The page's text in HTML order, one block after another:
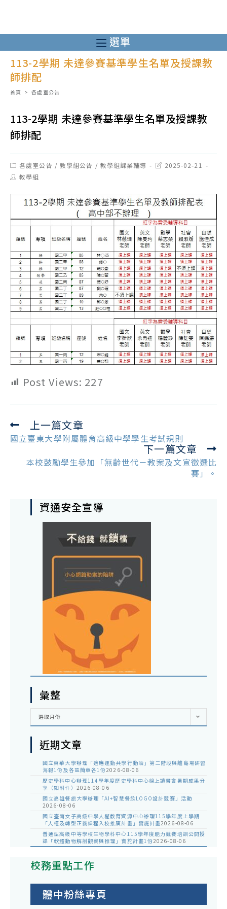
至
主
選單
113-2學期 未達參賽基準學生名單及授課教
師排配
首頁 > 各處室公告
113-2學期 未達參賽基準學生名單及授課教
師排配
Post
category:
各處室公告 / 教學組公告 / 教學組課業輔導
Post2025-02-21
Post教學組
Post Views: 227
Read
more
上一篇文章
國立臺東大學附屬體育高級中學學生考試規則
下一篇文章
本校鼓勵學生參加「無齡世代－教案及文宣徵選比
賽」。
資通安全宣導
彙整
彙
選取月份
近期文章
國立東華大學辦理「適應運動共學行動站」第二階段與離島場研習
海報1份及各區簡章各1份2026-08-06
歷史學科中心辦理114學年度歷史學科中心線上讀書會暑期成果分
享（如附件） 2026-08-06
國立高雄餐旅大學辦理「AI+智慧餐飲LOGO設計競賽」活動
2026-08-06
國立臺南女子高級中學人權教育資源中心辦理115學年度上學期
「人權及轉型正義課程入校推廣計畫」實施計畫2026-08-06
普通型高級中等學校生物學科中心115學年度能力競賽培訓公開授
課「軟體動物解剖觀察與推理」實施計畫1份2026-08-06
校務重點工作
體中粉絲專頁